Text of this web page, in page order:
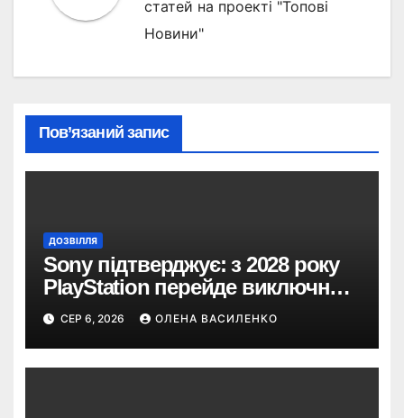
статей на проекті "Топові
Новини"
Пов’язаний запис
ДОЗВІЛЛЯ
Sony підтверджує: з 2028 року
PlayStation перейде виключно
на цифрові ігри
СЕР 6, 2026 ОЛЕНА ВАСИЛЕНКО